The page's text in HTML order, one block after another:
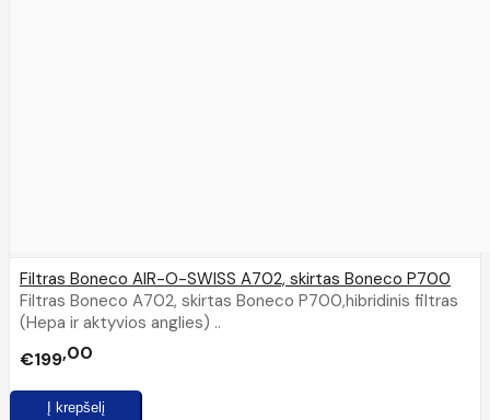
Filtras Boneco AIR-O-SWISS A702, skirtas Boneco P700
Filtras Boneco A702, skirtas Boneco P700,hibridinis filtras
(Hepa ir aktyvios anglies) ..
€199 00